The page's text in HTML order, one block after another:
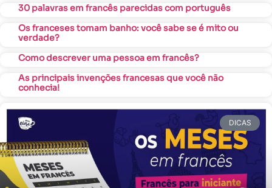
30 palavras em francês parecidas com português
Os franceses tomam banho: você sabe se é mito ou
verdade?
Como descrever uma pessoa em francês?
As principais invenções francesas que você não
conhecia!
DICAS